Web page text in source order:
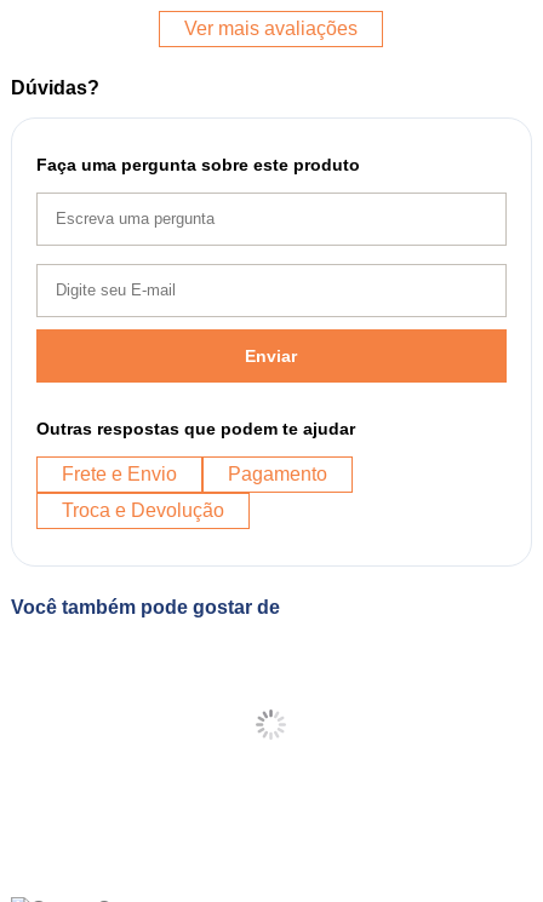
Ver mais avaliações
Dúvidas?
Faça uma pergunta sobre este produto
Enviar
Outras respostas que podem te ajudar
Frete e Envio
Pagamento
Troca e Devolução
Você também pode gostar de